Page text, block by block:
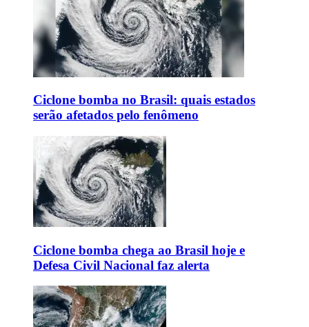
Ciclone bomba no Brasil: quais estados
serão afetados pelo fenômeno
Ciclone bomba chega ao Brasil hoje e
Defesa Civil Nacional faz alerta